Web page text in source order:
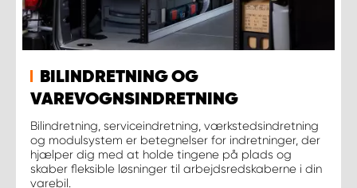
BILINDRETNING OG
VAREVOGNSINDRETNING
Bilindretning, serviceindretning, værkstedsindretning
og modulsystem er betegnelser for indretninger, der
hjælper dig med at holde tingene på plads og
skaber fleksible løsninger til arbejdsredskaberne i din
varebil.